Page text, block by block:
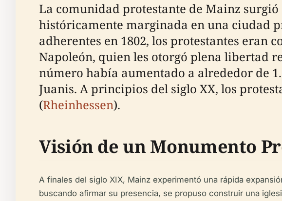
La comunidad protestante de Mainz
históricamente marginada en una ciudad
adherentes en 1802, los protestantes eran
Napoleón, quien les otorgó plena libertad
número había aumentado a alrededor de
Juanis. A principios del siglo XX, los
(Rheinhessen).
Visión de un Monumento
A finales del siglo XIX, Mainz experimentó una rápida
buscando afirmar su presencia, se propuso construir una